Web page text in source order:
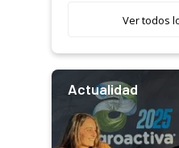
Ver todos
Actualidad